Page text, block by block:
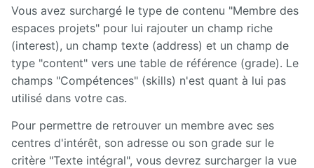
Vous avez surchargé le type de contenu "Membre des
espaces projets" pour lui rajouter un champ riche
(interest), un champ texte (address) et un champ de
type "content" vers une table de référence (grade). Le
champs "Compétences" (skills) n'est quant à lui pas
utilisé dans votre cas.
Pour permettre de retrouver un membre avec ses
centres d'intérêt, son adresse ou son grade sur le
critère "Texte intégral", vous devrez surcharger la vue